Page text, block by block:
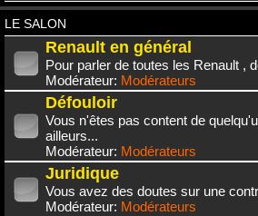
LE SALON
Renault en général
Pour parler de toutes les Renault ,
Modérateur: Modérateurs
Défouloir
Vous n'êtes pas content de
ailleurs...
Modérateur: Modérateurs
Juridique
Vous avez des doutes sur une
Modérateur: Modérateurs